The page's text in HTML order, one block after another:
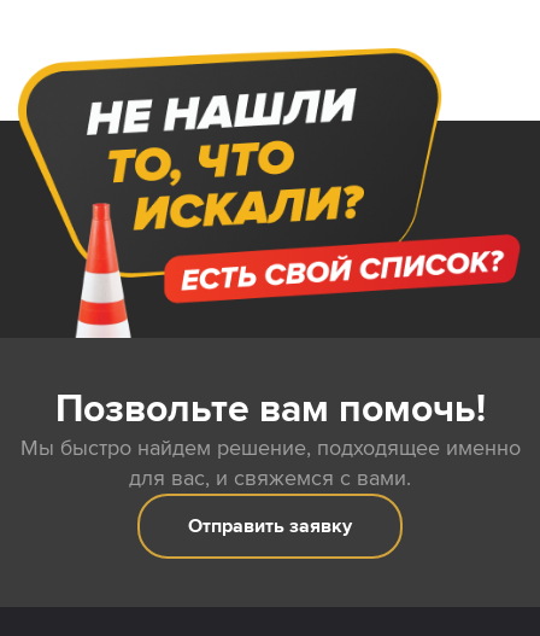
Позвольте вам помочь!
Мы быстро найдем решение, подходящее именно
для вас, и свяжемся с вами.
Отправить заявку